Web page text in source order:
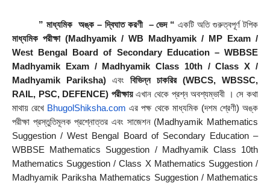
” মাধ্যমিক  অঙ্ক – দ্বিঘাত করণী  – ভেদ “
মাধ্যমিক পরীক্ষা (Madhyamik / WB Madhyamik / MP Exam /
West Bengal Board of Secondary Education – WBBSE
Madhyamik Exam / Madhyamik Class 10th / Class X /
Madhyamik Pariksha) এবং বিভিন্ন চাকরির (WBCS, WBSSC,
RAIL, PSC, DEFENCE) পরীক্ষায় এখান থেকে প্রশ্ন অবশ্যম্ভাবী । সে কথা
মাথায় রেখে BhugolShiksha.com এর পক্ষ থেকে মাধ্যমিক (দশম শ্রেণী) অঙ্ক
পরীক্ষা প্রস্তুতিমূলক প্রশ্নোত্তর এবং সাজেশন (Madhyamik Mathematics
Suggestion / West Bengal Board of Secondary Education –
WBBSE Mathematics Suggestion / Madhyamik Class 10th
Mathematics Suggestion / Class X Mathematics Suggestion /
Madhyamik Pariksha Mathematics Suggestion / Mathematics